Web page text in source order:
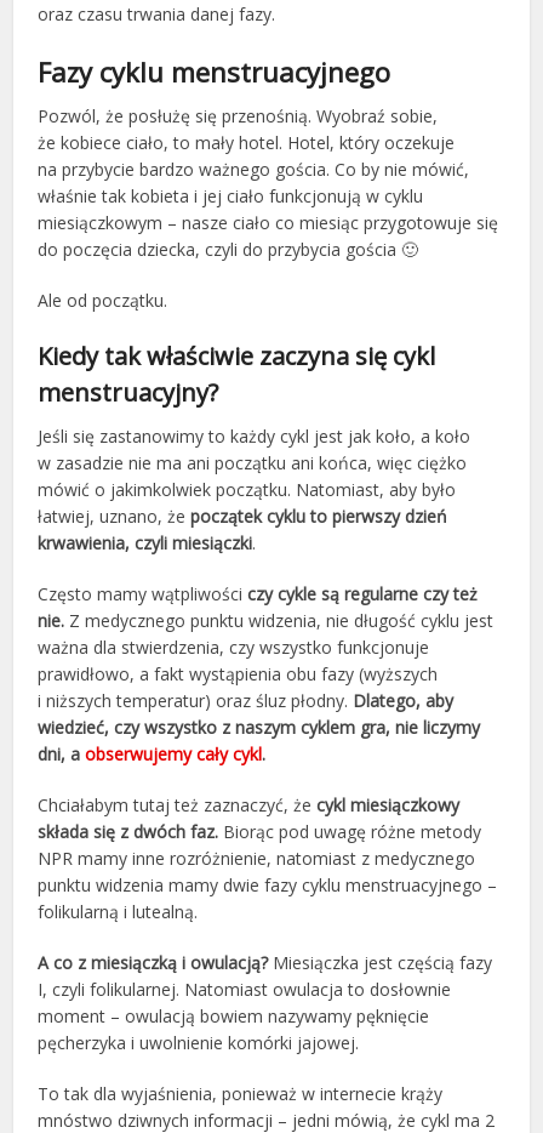
oraz czasu trwania danej fazy.
Fazy cyklu menstruacyjnego
Pozwól, że posłużę się przenośnią. Wyobraź sobie,
że kobiece ciało, to mały hotel. Hotel, który oczekuje
na przybycie bardzo ważnego gościa. Co by nie mówić,
właśnie tak kobieta i jej ciało funkcjonują w cyklu
miesiączkowym – nasze ciało co miesiąc przygotowuje się
do poczęcia dziecka, czyli do przybycia gościa 🙂
Ale od początku.
Kiedy tak właściwie zaczyna się cykl
menstruacyjny?
Jeśli się zastanowimy to każdy cykl jest jak koło, a koło
w zasadzie nie ma ani początku ani końca, więc ciężko
mówić o jakimkolwiek początku. Natomiast, aby było
łatwiej, uznano, żepoczątek cyklu to pierwszy dzień
krwawienia, czyli miesiączki.
Często mamy wątpliwościczy cykle są regularne czy też
nie. Z medycznego punktu widzenia, nie długość cyklu jest
ważna dla stwierdzenia, czy wszystko funkcjonuje
prawidłowo, a fakt wystąpienia obu fazy (wyższych
i niższych temperatur) oraz śluz płodny. Dlatego, aby
wiedzieć, czy wszystko z naszym cyklem gra, nie liczymy
dni, aobserwujemy cały cykl.
Chciałabym tutaj też zaznaczyć, że cykl miesiączkowy
składa się z dwóch faz. Biorąc pod uwagę różne metody
NPR mamy inne rozróżnienie, natomiast z medycznego
punktu widzenia mamy dwie fazy cyklu menstruacyjnego –
folikularną i lutealną.
A co z miesiączką i owulacją?Miesiączka jest częścią fazy
I, czyli folikularnej. Natomiast owulacja to dosłownie
moment – owulacją bowiem nazywamy pęknięcie
pęcherzyka i uwolnienie komórki jajowej.
To tak dla wyjaśnienia, ponieważ w internecie krąży
mnóstwo dziwnych informacji – jedni mówią, że cykl ma 2